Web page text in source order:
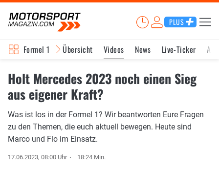
PLUS
Formel 1 Übersicht Videos News Live-Ticker
Holt Mercedes 2023 noch einen Sieg
aus eigener Kraft?
Was ist los in der Formel 1? Wir beantworten Eure Fragen
zu den Themen, die euch aktuell bewegen. Heute sind
Marco und Flo im Einsatz.
17.06.2023, 08:00 Uhr 18:24 Min.